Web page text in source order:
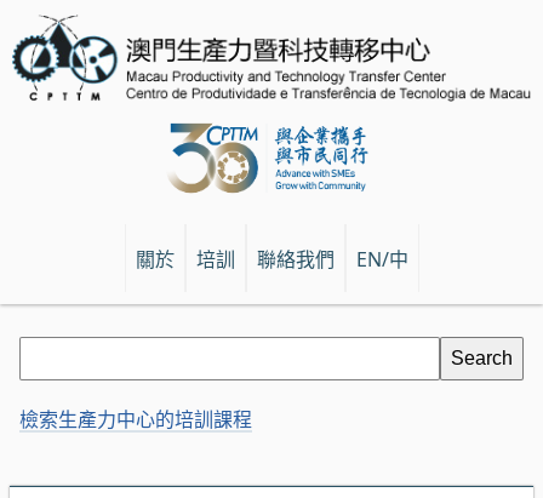
關於 培訓 聯絡我們 EN/中
檢索生產力中心的培訓課程